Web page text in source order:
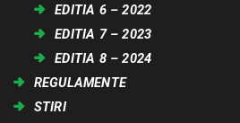
EDITIA 6 – 2022
EDITIA 7 – 2023
EDITIA 8 – 2024
REGULAMENTE
STIRI